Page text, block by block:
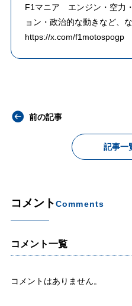
F1マニア エンジン・空力
ョン・政治的な動きなど、
https://x.com/f1motospogp
前の記事
記事一
コメントComments
コメント一覧
コメントはありません。